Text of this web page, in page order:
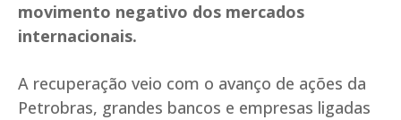
movimento negativo dos mercados
internacionais.
A recuperação veio com o avanço de ações da
Petrobras, grandes bancos e empresas ligadas